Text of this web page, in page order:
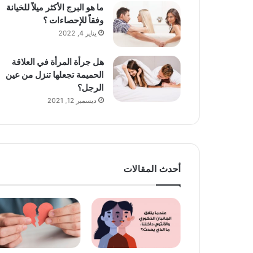
ما هو البرج الأكثر ميلاً للخيانة
وفقاً للإحصاءات ؟
يناير 4, 2022
هل جرأة المرأة في العلاقة
الحميمة تجعلها تنزل من عين
الرجل؟
ديسمبر 12, 2021
أحدث المقالات